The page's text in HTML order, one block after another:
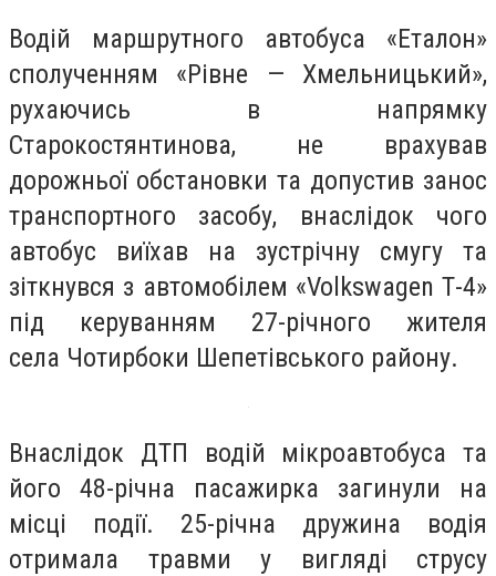
Водій маршрутного автобуса «Еталон»
сполученням «Рівне — Хмельницький»,
рухаючись в напрямку
Старокостянтинова, не врахував
дорожньої обстановки та допустив занос
транспортного засобу, внаслідок чого
автобус виїхав на зустрічну смугу та
зіткнувся з автомобілем «Volkswagen Т-4»
під керуванням 27-річного жителя
села Чотирбоки Шепетівського району.
Внаслідок ДТП водій мікроавтобуса та
його 48-річна пасажирка загинули на
місці події. 25-річна дружина водія
отримала травми у вигляді струсу